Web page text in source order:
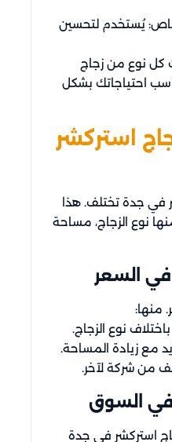
يُستخدم لتحسين
كل نوع من زجاج
احتياجاتك بشكل
استركشر
في جدة تختلف. هذا
نوع الزجاج، مساحة
في السعر
منها:
نوع الزجاج.
مع زيادة المساحة.
من شركة لآخر.
السوق
استركشر في جدة